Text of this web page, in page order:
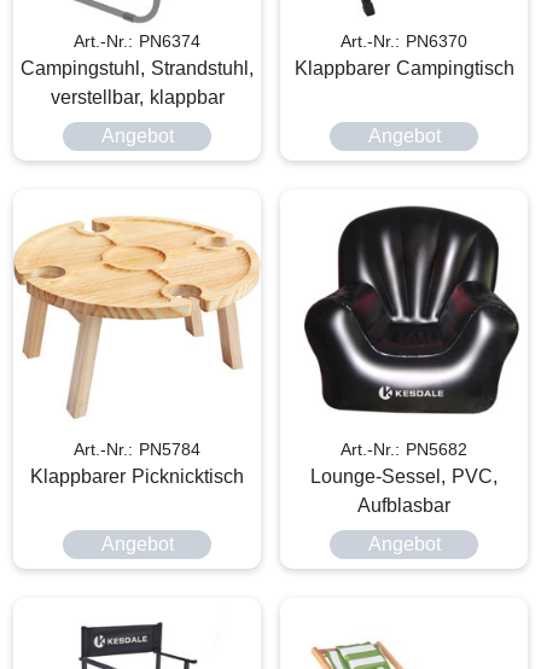
Art.-Nr.: PN6374
Campingstuhl, Strandstuhl,
verstellbar, klappbar
Angebot
Art.-Nr.: PN6370
Klappbarer Campingtisch
Angebot
Art.-Nr.: PN5784
Klappbarer Picknicktisch
Angebot
Art.-Nr.: PN5682
Lounge-Sessel, PVC,
Aufblasbar
Angebot